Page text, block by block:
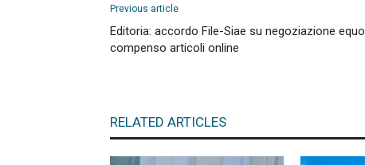
Previous article
Editoria: accordo File-Siae su negoziazione equo
compenso articoli online
RELATED ARTICLES